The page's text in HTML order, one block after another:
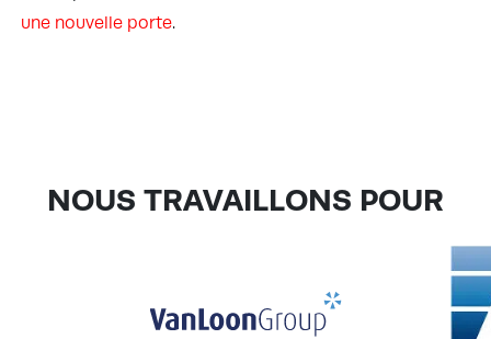
une nouvelle porte.
NOUS TRAVAILLONS POUR